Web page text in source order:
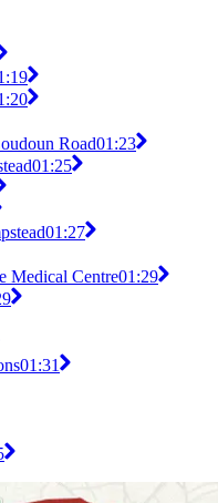
Road01:23
01:25
01:27
Medical Centre01:29
01:31